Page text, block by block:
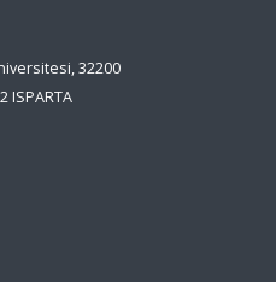
32200
ISPARTA